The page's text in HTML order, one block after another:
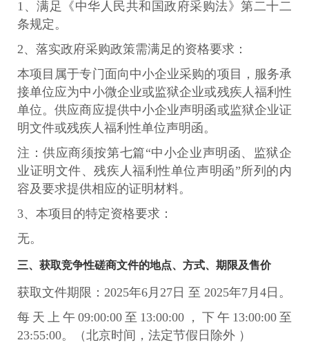
1、满足《中华人民共和国政府采购法》第二十二
条规定。
2、落实政府采购政策需满足的资格要求：
本项目属于专门面向中小企业采购的项目，服务承
接单位应为中小微企业或监狱企业或残疾人福利性
单位。供应商应提供中小企业声明函或监狱企业证
明文件或残疾人福利性单位声明函。
注：供应商须按第七篇“中小企业声明函、监狱企
业证明文件、残疾人福利性单位声明函”所列的内
容及要求提供相应的证明材料。
3、本项目的特定资格要求：
无。
三、获取竞争性磋商文件的地点、方式、期限及售价
获取文件期限：2025年6月27日 至 2025年7月4日。
每天上午09:00:00至13:00:00，下午13:00:00至
23:55:00。（北京时间，法定节假日除外 ）